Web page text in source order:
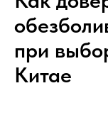
при
Китае